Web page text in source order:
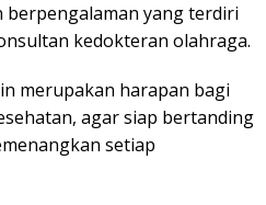
yang terdiri
kedokteran olahraga.
merupakan harapan bagi
agar siap bertanding
setiap